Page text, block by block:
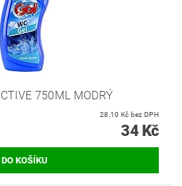
750ML MODRÝ
28,10 Kč bez DPH
34 Kč